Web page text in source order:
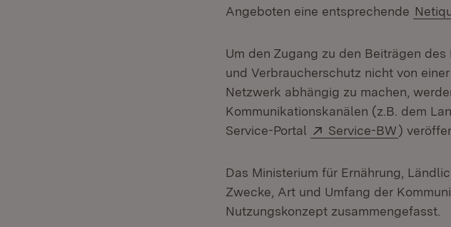
Angeboten eine entsprechende
Um den Zugang zu den Beiträgen
und Verbraucherschutz nicht von
Netzwerk abhängig zu machen,
Kommunikationskanälen (z.B. dem
Service-Portal
Extern:
Service-BW(Öffnet
)
Das Ministerium für Ernährung,
Zwecke, Art und Umfang der
Nutzungskonzept zusammengefasst.